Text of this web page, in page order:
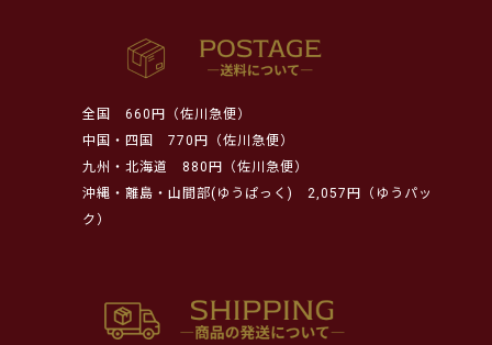
全国
660円（佐川急便）
中国・四国
770円（佐川急便）
九州・北海道
880円（佐川急便）
沖縄・離島・山間部(ゆうぱっく)
2,057円（ゆうパッ
ク）